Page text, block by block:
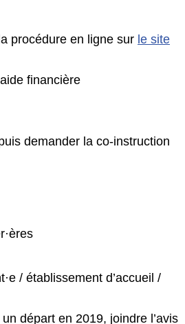
procédure en ligne sur le site
financière
demander la co-instruction
/ établissement d’accueil /
départ en 2019, joindre l’avis